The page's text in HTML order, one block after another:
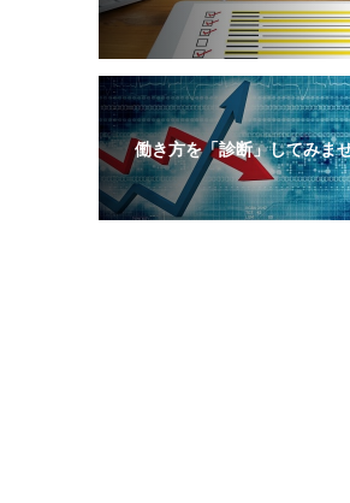
働き方を「診断」してみま